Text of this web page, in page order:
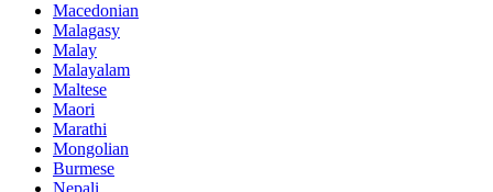
Macedonian
Malagasy
Malay
Malayalam
Maltese
Maori
Marathi
Mongolian
Burmese
Nepali